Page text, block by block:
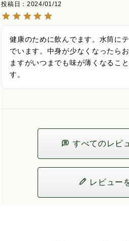
投稿日
2024/01/12
健康のために飲んでます。水筒に
でいます。中身が少なくなったら
ますがいつまでも味が薄くなるこ
す。
すべてのレビ
レビュー